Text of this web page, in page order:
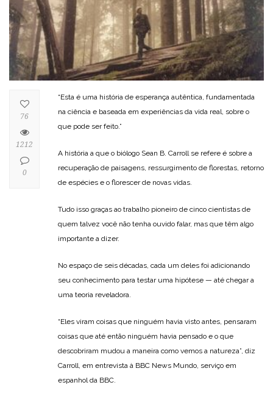
“Esta é uma história de esperança autêntica, fundamentada
na ciência e baseada em experiências da vida real, sobre o
que pode ser feito.”
A história a que o biólogo Sean B. Carroll se refere é sobre a
recuperação de paisagens, ressurgimento de florestas, retorno
de espécies e o florescer de novas vidas.
Tudo isso graças ao trabalho pioneiro de cinco cientistas de
quem talvez você não tenha ouvido falar, mas que têm algo
importante a dizer.
No espaço de seis décadas, cada um deles foi adicionando
seu conhecimento para testar uma hipótese — até chegar a
uma teoria reveladora.
“Eles viram coisas que ninguém havia visto antes, pensaram
coisas que até então ninguém havia pensado e o que
descobriram mudou a maneira como vemos a natureza”, diz
Carroll, em entrevista à BBC News Mundo, serviço em
espanhol da BBC.
76
1212
0